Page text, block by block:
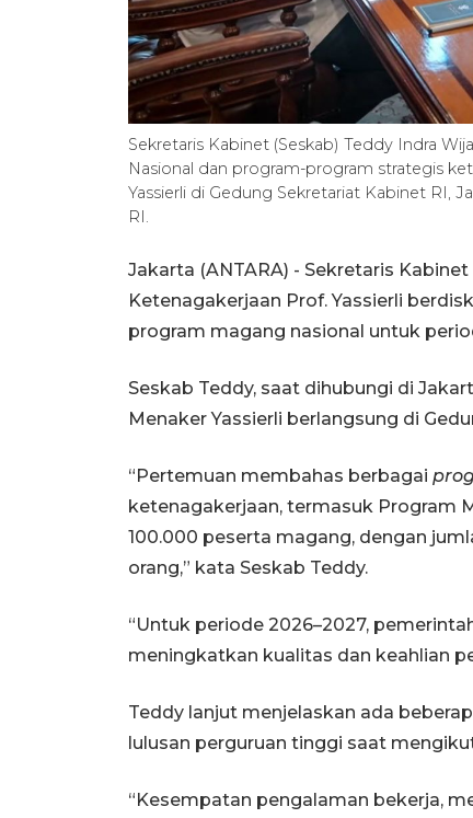
Sekretaris Kabinet (Seskab) Teddy Indra
Nasional dan program-program strategis
Yassierli di Gedung Sekretariat Kabinet RI,
RI.
Jakarta (ANTARA) - Sekretaris
Ketenagakerjaan Prof. Yassierli
program magang nasional untuk
Seskab Teddy, saat dihubungi di
Menaker Yassierli berlangsung di
“Pertemuan membahas berbagai
ketenagakerjaan, termasuk Program
100.000 peserta magang, dengan
orang,” kata Seskab Teddy.
“Untuk periode 2026–2027,
meningkatkan kualitas dan keahlian
Teddy lanjut menjelaskan ada
lulusan perguruan tinggi saat
“Kesempatan pengalaman bekerja,